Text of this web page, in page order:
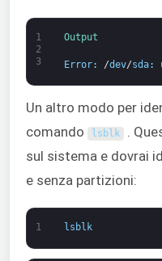
1
2
3
Output
Error: /dev/sda:
Un altro modo per
comando
lsblk .
sul sistema e dovrai
e senza partizioni:
1 lsblk